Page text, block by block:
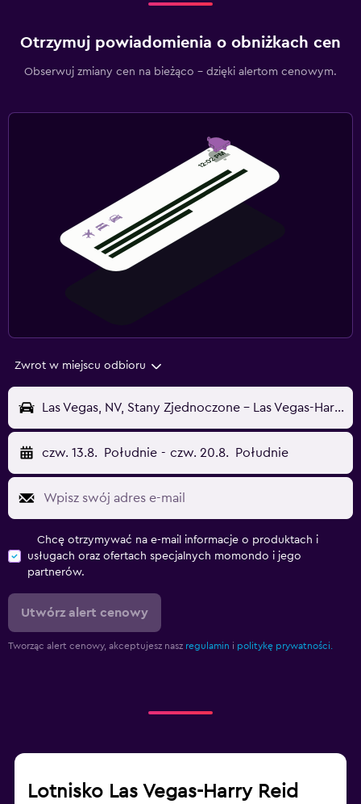
Otrzymuj powiadomienia o obniżkach cen
Obserwuj zmiany cen na bieżąco – dzięki alertom cenowym.
Zwrot w miejscu odbioru
Las Vegas, NV, Stany Zjednoczone - Las Vegas-Harry Reid (LAS)
czw. 13.8. Południe - czw. 20.8. Południe
Chcę otrzymywać na e-mail informacje o produktach i
usługach oraz ofertach specjalnych momondo i jego
partnerów.
Utwórz alert cenowy
Tworząc alert cenowy, akceptujesz nasz regulamin i politykę prywatności.
Lotnisko Las Vegas-Harry Reid